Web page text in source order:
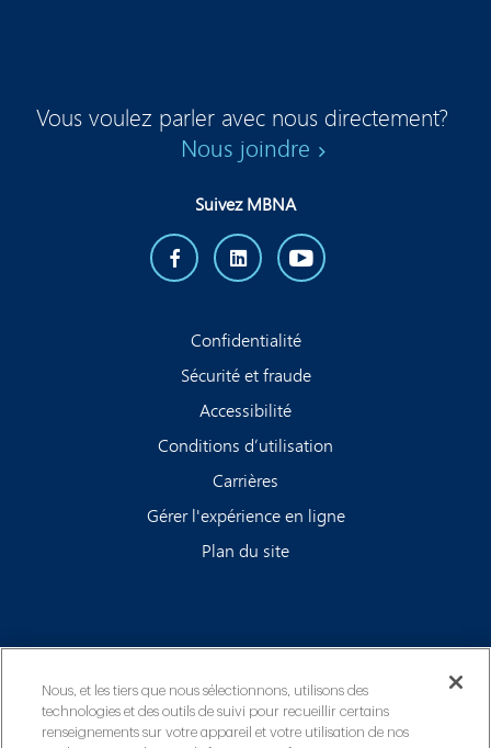
Vous voulez parler avec nous directement?
Nous joindre
Suivez MBNA
Confidentialité
Sécurité et fraude
Accessibilité
Conditions d’utilisation
Carrières
Gérer l'expérience en ligne
Plan du site
Nous, et les tiers que nous sélectionnons, utilisons des
technologies et des outils de suivi pour recueillir certains
renseignements sur votre appareil et votre utilisation de nos